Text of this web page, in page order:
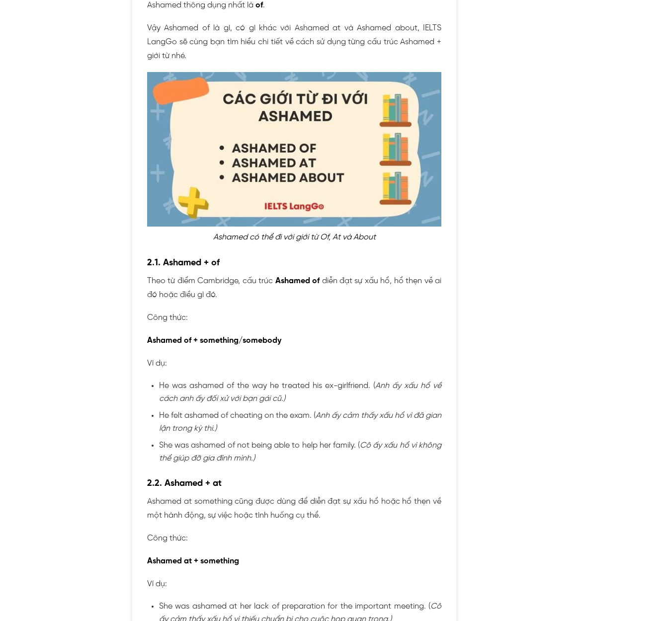
Ashamed thông dụng nhất là of.
Vậy Ashamed of là gì, có gì khác với Ashamed at và Ashamed about, IELTS
LangGo sẽ cùng bạn tìm hiểu chi tiết về cách sử dụng từng cấu trúc Ashamed +
giới từ nhé.
Ashamed có thể đi với giới từ Of, At và About
2.1. Ashamed + of
Theo từ điểm Cambridge, cấu trúc Ashamed ofdiễn đạt sự xấu hổ, hổ thẹn về ai
đó hoặc điều gì đó.
Công thức:
Ashamed of + something/somebody
Ví dụ:
He was ashamed of the way he treated his ex-girlfriend. (Anh ấy xấu hổ về
cách anh ấy đối xử với bạn gái cũ.)
He felt ashamed of cheating on the exam. (Anh ấy cảm thấy xấu hổ vì đã gian
lận trong kỳ thi.)
She was ashamed of not being able to help her family. (Cô ấy xấu hổ vì không
thể giúp đỡ gia đình mình.)
2.2. Ashamed + at
Ashamed at something cũng được dùng để diễn đạt sự xấu hổ hoặc hổ thẹn về
một hành động, sự việc hoặc tình huống cụ thể.
Công thức:
Ashamed at + something
Ví dụ:
She was ashamed at her lack of preparation for the important meeting. (Cô
ấy cảm thấy xấu hổ vì thiếu chuẩn bị cho cuộc họp quan trọng.)